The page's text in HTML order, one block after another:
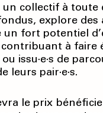
collectif à
explore des
fort potentiel
à faire
issu·e·s de
pair·e·s.
le prix